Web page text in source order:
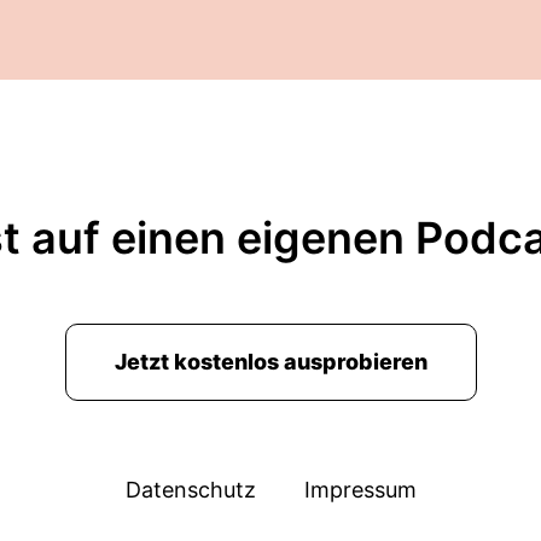
auf einen eigenen
Jetzt kostenlos ausprobieren
Datenschutz Impressum